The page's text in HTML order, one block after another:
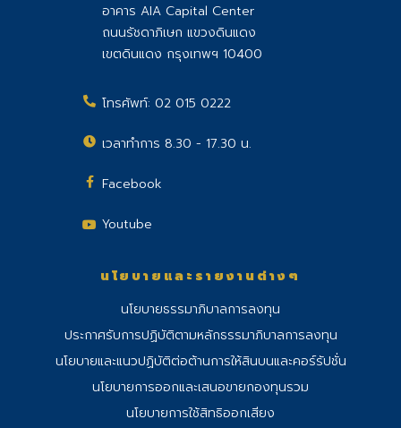
อาคาร AIA Capital Center
ถนนรัชดาภิเษก แขวงดินแดง
เขตดินแดง กรุงเทพฯ 10400
โทรศัพท์: 02 015 0222
เวลาทำการ 8.30 - 17.30 น.
Facebook
Youtube
นโยบายและรายงานต่างๆ
นโยบายธรรมาภิบาลการลงทุน
ประกาศรับการปฏิบัติตามหลักธรรมาภิบาลการลงทุน
นโยบายและแนวปฏิบัติต่อต้านการให้สินบนและคอร์รัปชั่น
นโยบายการออกและเสนอขายกองทุนรวม
นโยบายการใช้สิทธิออกเสียง